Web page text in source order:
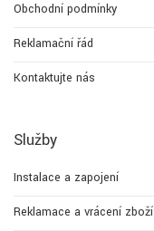
Obchodní podmínky
Reklamační řád
Kontaktujte nás
Služby
Instalace a zapojení
Reklamace a vrácení zboží